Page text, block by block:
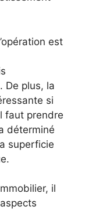
est
De plus, la
si
faut prendre
déterminé
superficie
il